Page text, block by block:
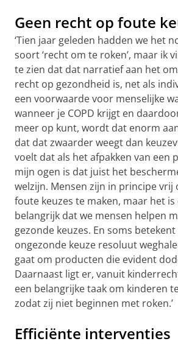
Geen recht op foute
‘Tien jaar geleden hadden we het
soort ‘recht om te roken’, maar ik
te zien dat dat narratief aan het
recht op gezondheid is, net als
een voorwaarde voor menselijke
wanneer je COPD krijgt en
meer op kunt, wordt dat enorm
dat dat zwaarder weegt dan
voelt dat als het afpakken van een
mijn ogen is dat juist het
welzijn. Mensen zijn in principe vrij
foute keuzes te maken, maar het
belangrijk dat we mensen helpen
gezonde keuzes. En soms
ongezonde keuze resoluut
gaat om producten die evident
Daarnaast ligt er, vanuit
een belangrijke taak om kinderen
zodat zij niet beginnen met roken.’
Efficiënte interventies